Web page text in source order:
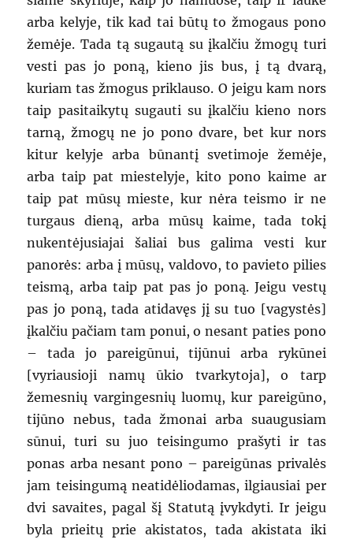
arba kelyje, tik kad tai būtų to žmogaus pono
žemėje. Tada tą sugautą su įkalčiu žmogų turi
vesti pas jo poną, kieno jis bus, į tą dvarą,
kuriam tas žmogus priklauso. O jeigu kam nors
taip pasitaikytų sugauti su įkalčiu kieno nors
tarną, žmogų ne jo pono dvare, bet kur nors
kitur kelyje arba būnantį svetimoje žemėje,
arba taip pat miestelyje, kito pono kaime ar
taip pat mūsų mieste, kur nėra teismo ir ne
turgaus dieną, arba mūsų kaime, tada tokį
nukentėjusiajai šaliai bus galima vesti kur
panorės: arba į mūsų, valdovo, to pavieto pilies
teismą, arba taip pat pas jo poną. Jeigu vestų
pas jo poną, tada atidavęs jį su tuo [vagystės]
įkalčiu pačiam tam ponui, o nesant paties pono
– tada jo pareigūnui, tijūnui arba rykūnei
[vyriausioji namų ūkio tvarkytoja], o tarp
žemesnių vargingesnių luomų, kur pareigūno,
tijūno nebus, tada žmonai arba suaugusiam
sūnui, turi su juo teisingumo prašyti ir tas
ponas arba nesant pono – pareigūnas privalės
jam teisingumą neatidėliodamas, ilgiausiai per
dvi savaites, pagal šį Statutą įvykdyti. Ir jeigu
byla prieitų prie akistatos, tada akistata iki